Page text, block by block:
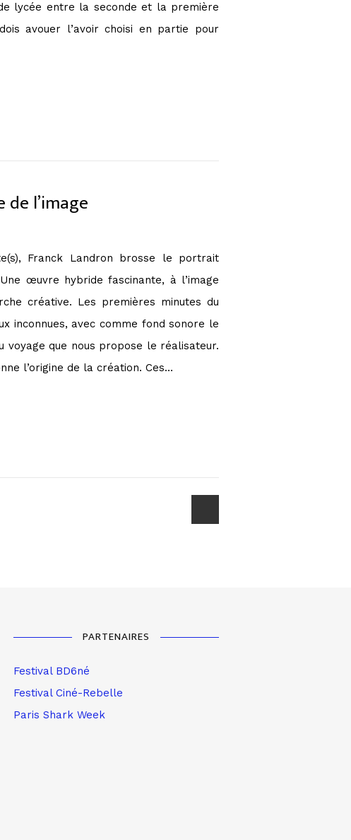
lycée entre la seconde et la première
avouer l’avoir choisi en partie pour
de l’image
Franck Landron brosse le portrait
œuvre hybride fascinante, à l’image
créative. Les premières minutes du
inconnues, avec comme fond sonore le
voyage que nous propose le réalisateur.
l’origine de la création. Ces…
PARTENAIRES
Festival BD6né
Festival Ciné-Rebelle
Paris Shark Week